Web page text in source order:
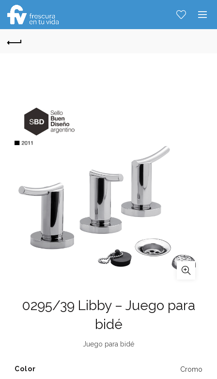
0295/39 Libby – Juego para
bidé
Juego para bidé
Color Cromo